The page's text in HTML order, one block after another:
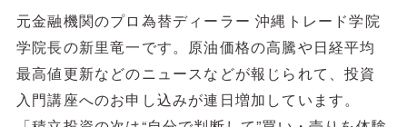
元金融機関のプロ為替ディーラー 沖縄トレード学院
学院長の新里竜一です。原油価格の高騰や日経平均
最高値更新などのニュースなどが報じられて、投資
入門講座へのお申し込みが連日増加しています。